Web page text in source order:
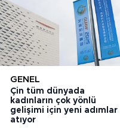
GENEL
Çin tüm dünyada
kadınların çok yönlü
gelişimi için yeni adımlar
atıyor